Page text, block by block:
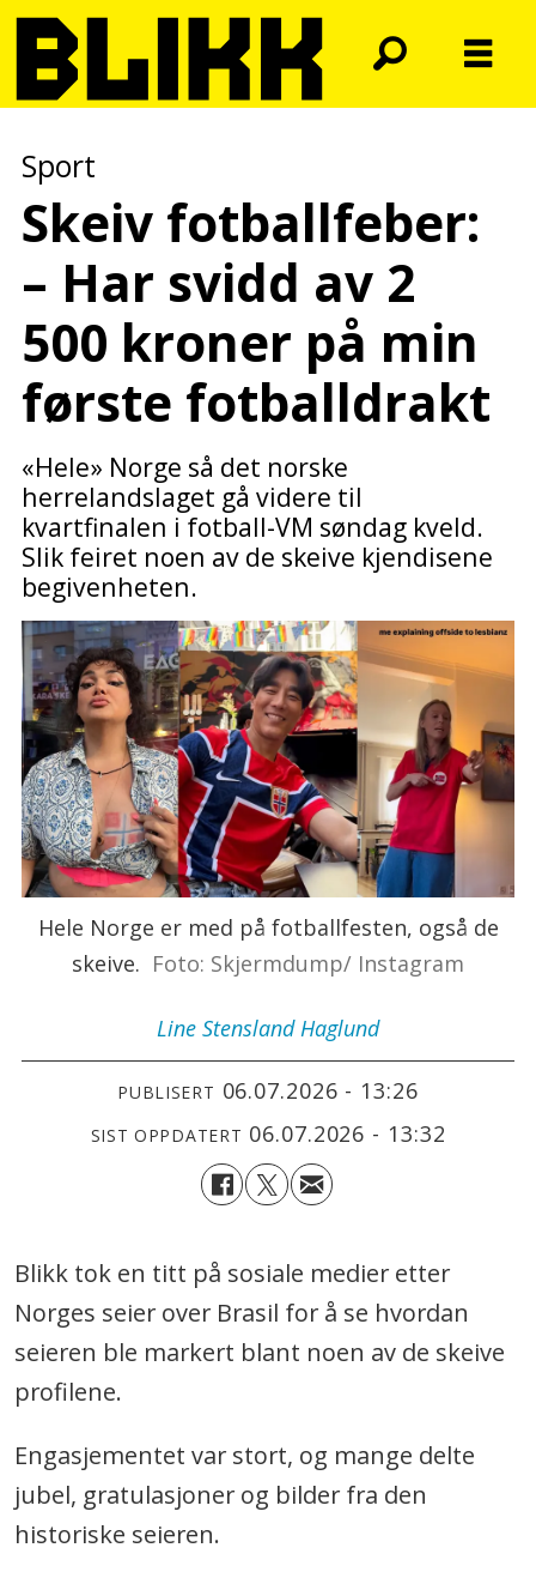
Sport
Skeiv fotballfeber:
– Har svidd av 2
500 kroner på min
første fotballdrakt
«Hele» Norge så det norske
herrelandslaget gå videre til
kvartfinalen i fotball-VM søndag kveld.
Slik feiret noen av de skeive kjendisene
begivenheten.
Hele Norge er med på fotballfesten, også de
skeive. Foto: Skjermdump/ Instagram
Line Stensland Haglund
PUBLISERT 06.07.2026 - 13:26
SIST OPPDATERT 06.07.2026 - 13:32
Blikk tok en titt på sosiale medier etter
Norges seier over Brasil for å se hvordan
seieren ble markert blant noen av de skeive
profilene.
Engasjementet var stort, og mange delte
jubel, gratulasjoner og bilder fra den
historiske seieren.